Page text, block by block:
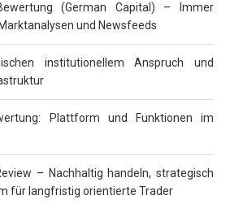
(German Capital) – Immer
und Newsfeeds
institutionellem Anspruch und
Plattform und Funktionen im
– Nachhaltig handeln, strategisch
für langfristig orientierte Trader